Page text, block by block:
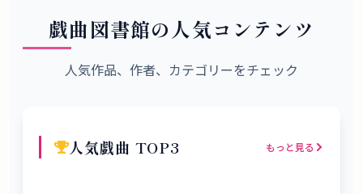
戯曲図書館の人気コンテンツ
人気作品、作者、カテゴリーをチェック
人気戯曲 TOP3 もっと見る